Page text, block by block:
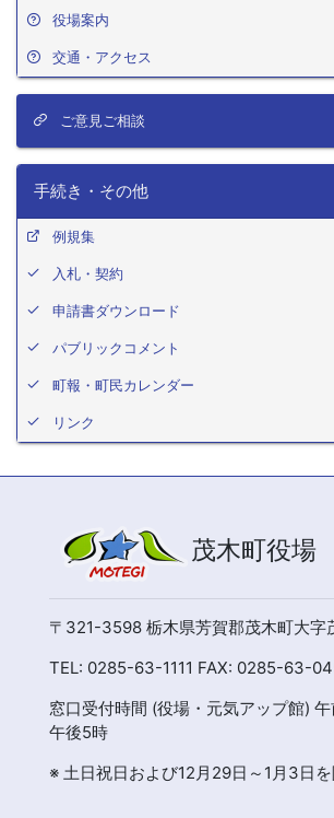
役場案内
交通・アクセス
ご意見ご相談
手続き・その他
例規集
入札・契約
申請書ダウンロード
パブリックコメント
町報・町民カレンダー
リンク
茂木町役場
〒321-3598 栃木県芳賀郡茂木町大字
TEL: 0285-63-1111 FAX: 0285-63-
窓口受付時間 (役場・元気アップ館)
午後5時
※ 土日祝日および12月29日～1月3日を